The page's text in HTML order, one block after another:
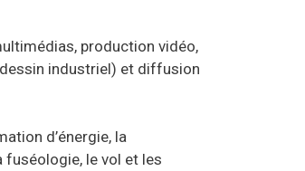
production vidéo,
industriel) et diffusion
d’énergie, la
fuséologie, le vol et les